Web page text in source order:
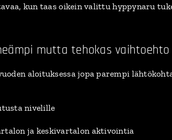
kun taas oikein valittu hyppynaru
mutta tehokas vaihtoehto
aloituksessa jopa parempi
nivelille
ja keskivartalon aktivointia